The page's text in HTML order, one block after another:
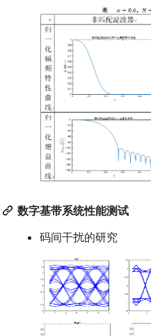
数字基带系统性能测试
码间干扰的研究